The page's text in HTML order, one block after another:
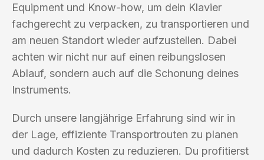
Equipment und Know-how, um dein Klavier
fachgerecht zu verpacken, zu transportieren und
am neuen Standort wieder aufzustellen. Dabei
achten wir nicht nur auf einen reibungslosen
Ablauf, sondern auch auf die Schonung deines
Instruments.
Durch unsere langjährige Erfahrung sind wir in
der Lage, effiziente Transportrouten zu planen
und dadurch Kosten zu reduzieren. Du profitierst